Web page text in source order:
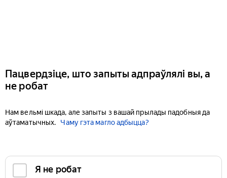
Пацвердзіце, што запыты адпраўлялі вы, а
не робат
Нам вельмі шкада, але запыты з вашай прылады падобныя да
аўтаматычных.
Чаму гэта магло адбыцца?
Я не робат